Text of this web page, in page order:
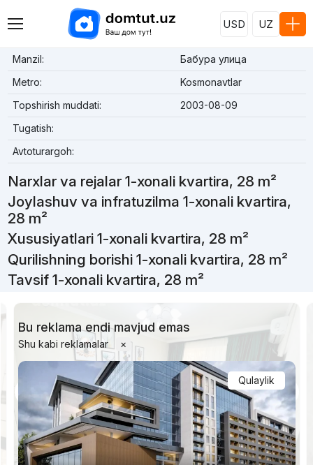
USD UZ
Manzil:
Бабура улица
Metro:
Kosmonavtlar
Topshirish muddati:
2003-08-09
Tugatish:
Avtoturargoh:
Narxlar va rejalar 1-xonali kvartira, 28 m²
Joylashuv va infratuzilma 1-xonali kvartira,
28 m²
Xususiyatlari 1-xonali kvartira, 28 m²
Qurilishning borishi 1-xonali kvartira, 28 m²
Tavsif 1-xonali kvartira, 28 m²
Bu reklama endi mavjud emas
Shu kabi reklamalar ×
Qulaylik